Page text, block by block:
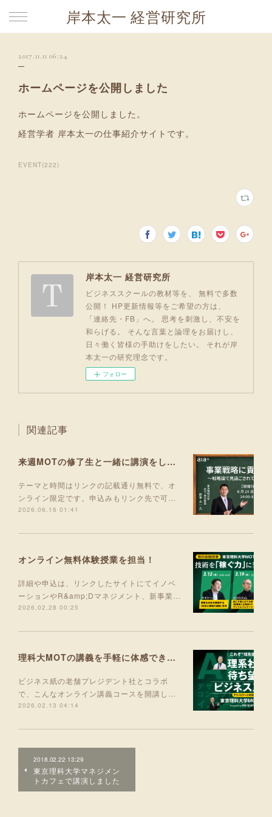
岸本太一 経営研究所
2017.11.11 06:24
ホームページを公開しました
ホームページを公開しました。
経営学者 岸本太一の仕事紹介サイトです。
EVENT(222)
岸本太一 経営研究所
ビジネススクールの教材等を、 無料で多数
公開！ HP更新情報等をご希望の方は、
「連絡先・FB」へ。 思考を刺激し、不安を
和らげる。 そんな言葉と論理をお届けし、
日々働く皆様の手助けをしたい。 それが岸
本太一の研究理念です。
フォロー
関連記事
来週MOTの修了生と一緒に講演をします！
テーマと時間はリンクの記載通り無料で、オ
ンライン限定です。申込みもリンク先で可…
2026.06.16 01:41
オンライン無料体験授業を担当！
詳細や申込は、リンクしたサイトにてイノベ
ーションやR&amp;Dマネジメント、新事業…
2026.02.28 00:25
理科大MOTの講義を手軽に体感できる入門コース 5月より開講！
ビジネス紙の老舗プレジデント社とコラボ
で、こんなオンライン講義コースを開講し…
2026.02.13 04:14
2018.02.22 13:29
東京理科大学マネジメン
トカフェで講演しました